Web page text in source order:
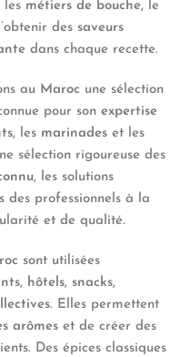
les métiers de bouche, le
des saveurs
dans chaque recette.
au Maroc une sélection
pour son expertise
, les marinades et les
sélection rigoureuse des
, les solutions
des professionnels à la
et de qualité.
sont utilisées
, hôtels, snacks,
. Elles permettent
arômes et de créer des
Des épices classiques